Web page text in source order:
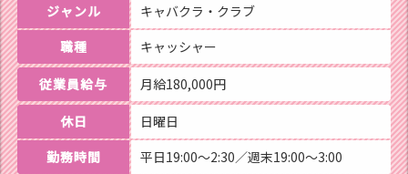
ジャンル
キャバクラ・クラブ
職種
キャッシャー
従業員給与 月給180,000円
休日
日曜日
勤務時間
平日19:00～2:30／週末19:00～3:00